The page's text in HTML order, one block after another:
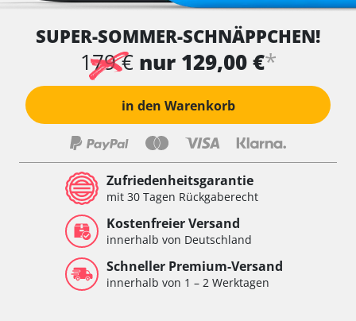
SUPER-SOMMER-SCHNÄPPCHEN!
179 € nur 129,00 €*
in den Warenkorb
Zufriedenheitsgarantie
mit 30 Tagen Rückgaberecht
Kostenfreier Versand
innerhalb von Deutschland
Schneller Premium-Versand
innerhalb von 1 – 2 Werktagen